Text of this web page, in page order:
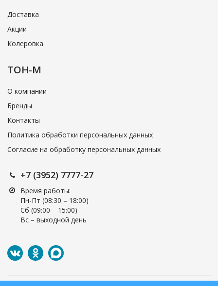
Доставка
Акции
Колеровка
ТОН-М
О компании
Бренды
Контакты
Политика обработки персональных данных
Согласие на обработку персональных данных
+7 (3952) 7777-27
Время работы:
Пн-Пт (08:30 – 18:00)
Cб (09:00 – 15:00)
Вс – выходной день